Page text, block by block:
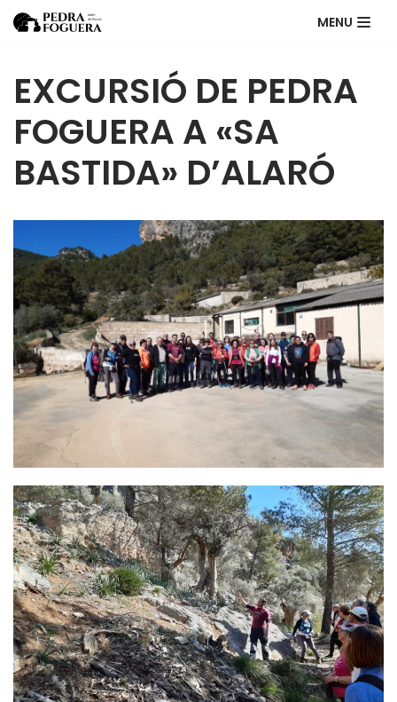
content
MENU
EXCURSIÓ DE PEDRA
FOGUERA A «SA
BASTIDA» D’ALARÓ